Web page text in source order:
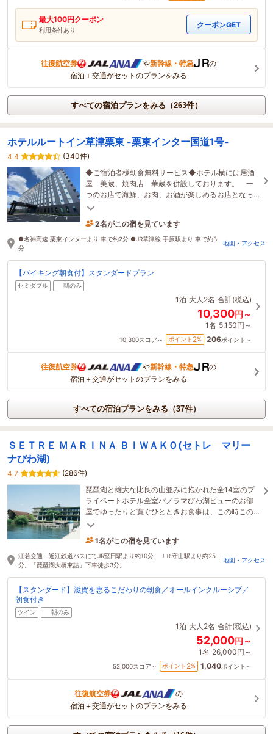
最大100円クーポン
利用条件あり
クーポンGET
往復航空券 や新幹線・特急
の
宿泊＋交通がセットのプランをみる
すべての宿泊プランをみる（263件）
ホテルルートイン草津栗東 -栗東インター国道1号-
4.4
(340件)
◆ご宿泊者様朝食無料サービス◆ホテル横には居酒
屋 美蔵、焼肉店 華蔵を併設しております。 一
つのお店で海鮮、お肉、お酒が楽しめるお店となっ
ております。
2名がこの宿を見ています
25分前に予約されました
●名神高速 栗東インターより 車で約2分 ●JR草津線 手原駅より 車で約3
分
地図・アクセス
【バイキング朝食付】スタンダードプラン
セミダブル 朝のみ
1泊 大人2名 合計(税込)
10,300円～
1名 5,150円～
10,300スコア～ ポイント 2% 206ポイント～
往復航空券 や新幹線・特急
の
宿泊＋交通がセットのプランをみる
すべての宿泊プランをみる（37件）
ＳＥＴＲＥ ＭＡＲＩＮＡ ＢＩＷＡＫＯ(セトレ マリー
ナびわ湖)
4.7
(286件)
琵琶湖と雄大な比良の山並みに抱かれた全14室のプ
ライベートホテル全室パノラマびわ湖ビューのお部
屋でゆったりと寛ぐひとときお食事は、この時この
場所でしか味わえない滋賀の旬の恵みをお届け致し
1名がこの宿を見ています
6時間前に予約されました
江若交通・近江鉄道バスにてJR堅田駅より約10分、ＪＲ守山駅より約25
分。「琵琶湖大橋東詰」下車徒歩3分。
地図・アクセス
【スタンダード】滋賀を恵るこだわりの朝食／オールインクルーシブ／
朝食付き
ツイン 朝のみ
1泊 大人2名 合計(税込)
52,000円～
1名 26,000円～
52,000スコア～ ポイント 2% 1,040ポイント～
往復航空券
の
宿泊＋交通がセットのプランをみる